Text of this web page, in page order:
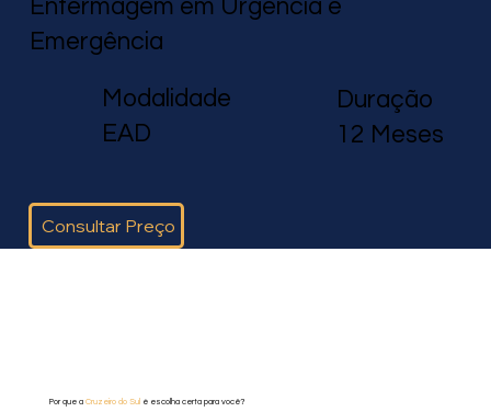
Enfermagem em Urgência e
Emergência
Modalidade
EAD
Duração
12 Meses
Consultar Preço
Por que aCruzeiro do Sul é escolha certa para você?